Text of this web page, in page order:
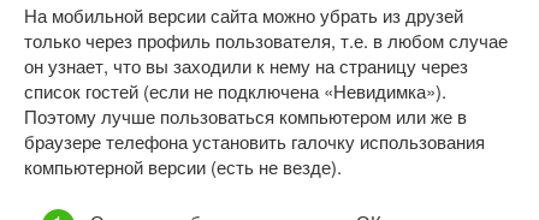
На мобильной версии сайта можно убрать из друзей
только через профиль пользователя, т.е. в любом случае
он узнает, что вы заходили к нему на страницу через
список гостей (если не подключена «Невидимка»).
Поэтому лучше пользоваться компьютером или же в
браузере телефона установить галочку использования
компьютерной версии (есть не везде).